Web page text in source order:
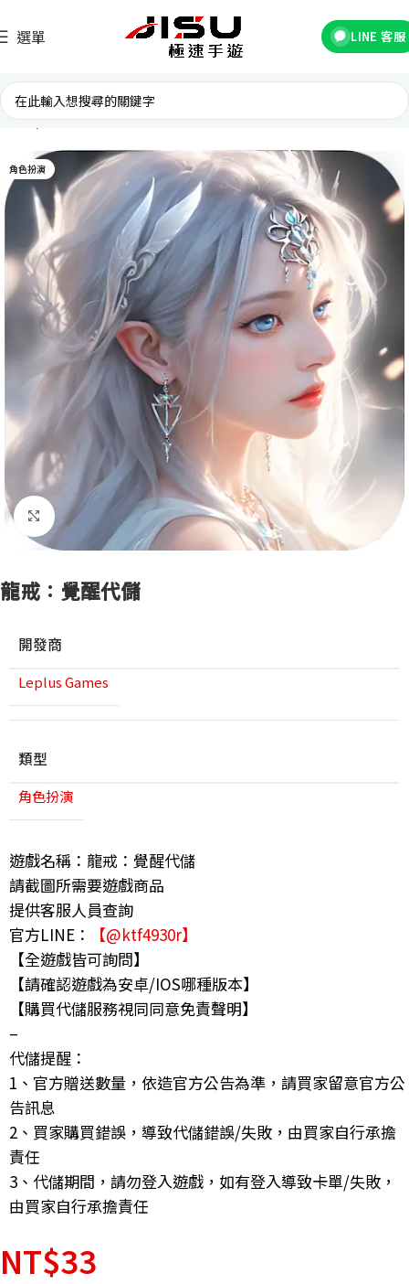
選單 LINE 客服
首頁 台灣遊戲
角色扮演
點擊放大
龍戒：覺醒代儲
開發商
Leplus Games
類型
角色扮演
遊戲名稱：龍戒：覺醒代儲
請截圖所需要遊戲商品
提供客服人員查詢
官方LINE：
【@ktf4930r】
【全遊戲皆可詢問】
【請確認遊戲為安卓/IOS哪種版本】
【購買代儲服務視同同意免責聲明】
–
代儲提醒：
1、官方贈送數量，依造官方公告為準，請買家留意官方公
告訊息
2、買家購買錯誤，導致代儲錯誤/失敗，由買家自行承擔
責任
3、代儲期間，請勿登入遊戲，如有登入導致卡單/失敗，
由買家自行承擔責任
NT$33